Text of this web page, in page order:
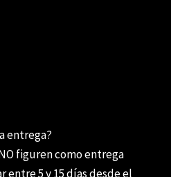
entrega?
figuren como entrega
entre 5 y 15 días desde el